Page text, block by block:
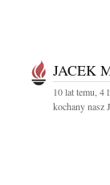
JACEK
10 lat temu, 4
kochany nasz